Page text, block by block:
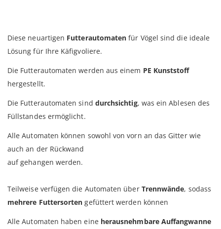
Diese neuartigen Futterautomaten für Vögel sind die ideale
Lösung für Ihre Käfigvoliere.
Die Futterautomaten werden aus einem PE Kunststoff
hergestellt.
Die Futterautomaten sind durchsichtig, was ein Ablesen des
Füllstandes ermöglicht.
Alle Automaten können sowohl von vorn an das Gitter wie
auch an der Rückwand
auf gehangen werden.
Teilweise verfügen die Automaten über Trennwände, sodass
mehrere Futtersorten gefüttert werden können
Alle Automaten haben eine herausnehmbare Auffangwanne